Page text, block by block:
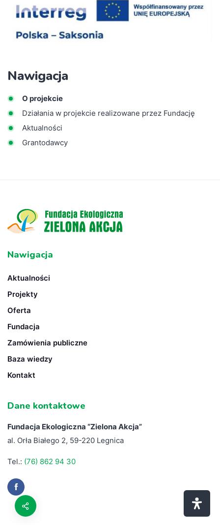
Nawigacja
O projekcie
Działania w projekcie realizowane przez Fundację
Aktualności
Grantodawcy
Nawigacja
Aktualności
Projekty
Oferta
Fundacja
Zamówienia publiczne
Baza wiedzy
Kontakt
Dane kontaktowe
Fundacja Ekologiczna “Zielona Akcja”
al. Orła Białego 2, 59-220 Legnica
Tel.: (76) 862 94 30